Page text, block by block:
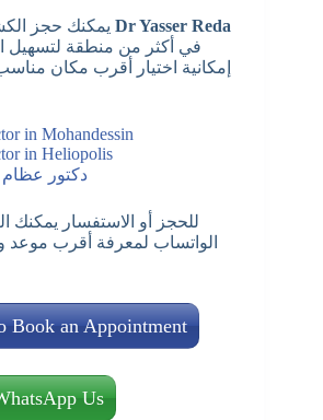
Dr Yasser Reda
في أكثر من منطقة لتسهيل
إمكانية اختيار أقرب مكان
in Mohandessin
in Heliopolis
دكتور
للحجز أو الاستفسار يمكنك
الواتساب لمعرفة أقرب
Book an Appointment
Us